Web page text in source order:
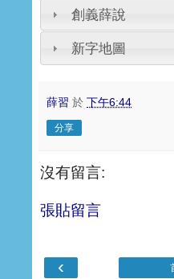
創義薛說
新字地圖
薛習 於 下午6:44
分享
沒有留言:
張貼留言
‹